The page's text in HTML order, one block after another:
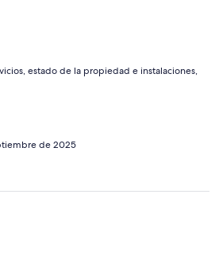
estado de la propiedad e instalaciones,
de 2025